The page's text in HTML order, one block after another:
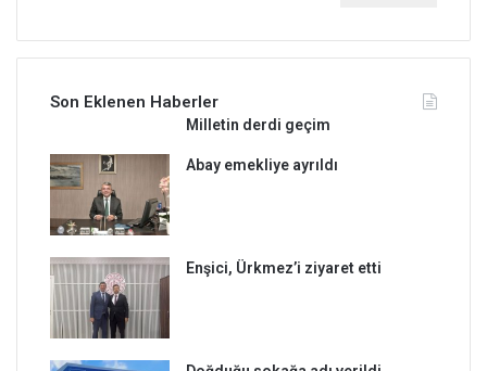
m
Son Eklenen Haberler
Milletin derdi geçim
Abay emekliye ayrıldı
Enşici, Ürkmez’i ziyaret etti